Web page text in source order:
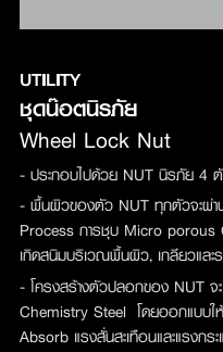
UTILITY
ชุดน๊อตนิรภัย
Wheel Lock Nut
- ประกอบไปด้วย NUT นิรภัย
- พื้นผิวของตัว NUT ทุกตัวจะผ่
Process การชุบ Micro
เกิดสนิมบริเวณพื้นผิว, เกลียวแล
- โครงสร้างตัวปลอกของ NUT
Chemistry Steel โดยออกแบบ
Absorb แรงสั่นสะเทือนและแรงกร